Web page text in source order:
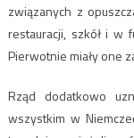
związanych z
restauracji, szkół i w
Pierwotnie miały one
Rząd dodatkowo
wszystkim w